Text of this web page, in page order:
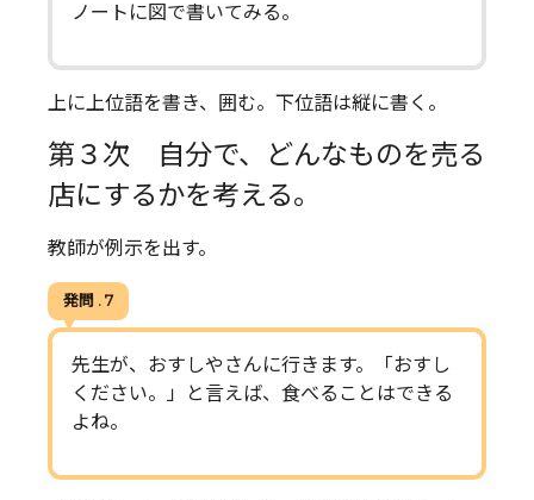
ノートに図で書いてみる。
上に上位語を書き、囲む。下位語は縦に書く。
第３次 自分で、どんなものを売る
店にするかを考える。
教師が例示を出す。
発問 . 7
先生が、おすしやさんに行きます。「おすし
ください。」と言えば、食べることはできる
よね。